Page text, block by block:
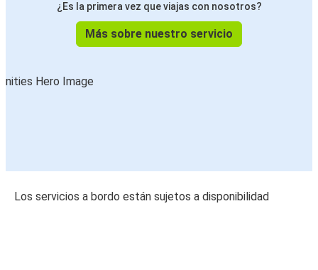
¿Es la primera vez que viajas con nosotros?
Más sobre nuestro servicio
Los servicios a bordo están sujetos a disponibilidad